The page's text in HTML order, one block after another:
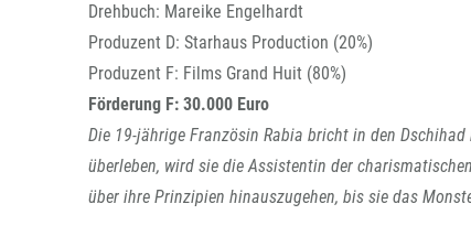
Drehbuch: Mareike Engelhardt
Produzent D: Starhaus Production (20%)
Produzent F: Films Grand Huit (80%)
Förderung F: 30.000 Euro
Die 19-jährige Französin Rabia bricht in den
überleben, wird sie die Assistentin der
über ihre Prinzipien hinauszugehen, bis sie das